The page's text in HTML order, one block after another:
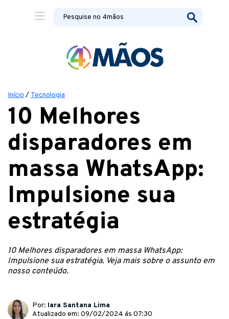
Início / Tecnologia
10 Melhores
disparadores em
massa WhatsApp:
Impulsione sua
estratégia
10 Melhores disparadores em massa WhatsApp:
Impulsione sua estratégia. Veja mais sobre o assunto em
nosso conteúdo.
Por: Iara Santana Lima
Atualizado em: 09/02/2024 ás 07:30